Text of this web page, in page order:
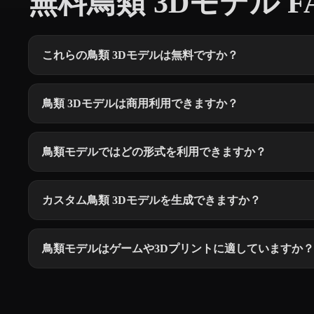
これらの鳥類 3Dモデルは無料ですか？
鳥類 3Dモデルは商用利用できますか？
鳥類モデルではどの形式を利用できますか？
カスタム鳥類 3Dモデルを生成できますか？
鳥類モデルはゲームや3Dプリントに適していますか？